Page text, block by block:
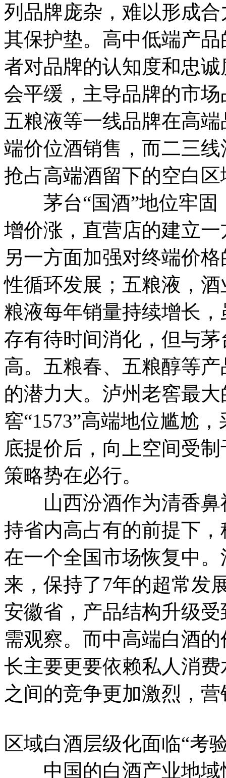
列品牌庞杂，难以形成
其保护垫。高中低端产
者对品牌的认知度和忠
会平缓，主导品牌的市
五粮液等一线品牌在高
端价位酒销售，而二三
抢占高端酒留下的空白区
茅台“国酒”地位牢固
增价涨，直营店的建立
另一方面加强对终端价
性循环发展；五粮液，
粮液每年销量持续增长
存有待时间消化，但与
高。五粮春、五粮醇等
的潜力大。泸州老窖最
窖“1573”高端地位尴尬
底提价后，向上空间受
策略势在必行。
山西汾酒作为清香鼻
持省内高占有的前提下
在一个全国市场恢复中
来，保持了7年的超常发
安徽省，产品结构升级
需观察。而中高端白酒
长主要更要依赖私人消
之间的竞争更加激烈，
区域白酒层级化面临“考
中国的白酒产业地域